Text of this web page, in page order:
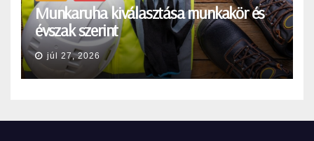
Munkaruha kiválasztása munkakör és
évszak szerint
júl 27, 2026